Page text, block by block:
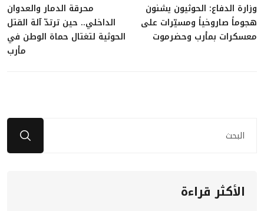
وزارة الدفاع: الحوثيون يشنون
هجوماً صاروخياً ومسيّرات على
معسكرات بمأرب وحضرموت
محرقة الدمار والعدوان
الداخلي.. حين ترتدّ آلة القتل
الحوثية لتغتال حماة الوطن في
مأرب
الأكثر قراءة